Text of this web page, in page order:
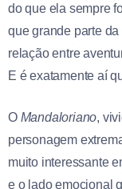
do que ela sempre
que grande parte
relação entre
E é exatamente aí
O Mandaloriano,
personagem
muito interessante
e o lado emocional